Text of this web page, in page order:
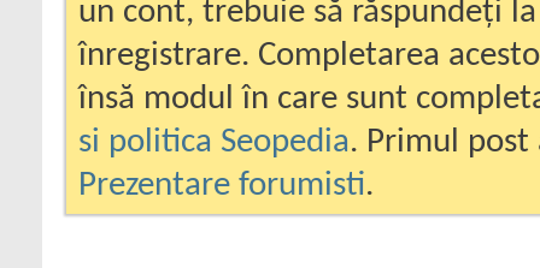
un cont, trebuie să răspundeți
înregistrare. Completarea
însă modul în care sunt
si politica Seopedia. Primul
Prezentare forumisti.